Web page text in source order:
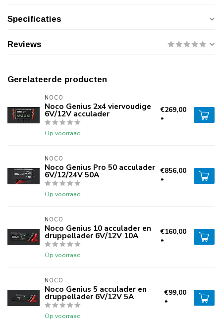
Specificaties
Reviews
Gerelateerde producten
NOCO
Noco Genius 2x4 viervoudige
6V/12V acculader
Op voorraad
€269,00
*
NOCO
Noco Genius Pro 50 acculader
6V/12/24V 50A
Op voorraad
€856,00
*
NOCO
Noco Genius 10 acculader en
druppellader 6V/12V 10A
Op voorraad
€160,00
*
NOCO
Noco Genius 5 acculader en
druppellader 6V/12V 5A
Op voorraad
€99,00
*